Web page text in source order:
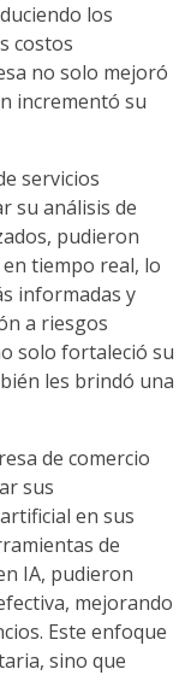
los
costos
no solo mejoró
incrementó su
servicios
su análisis de
pudieron
tiempo real, lo
informadas y
a riesgos
solo fortaleció su
les brindó una
de comercio
sus
en sus
de
IA, pudieron
mejorando
Este enfoque
sino que